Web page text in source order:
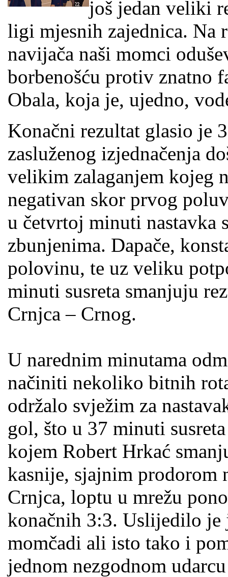
još jedan veliki
ligi mjesnih zajednica. Na
navijača naši momci
borbenošću protiv znatno
Obala, koja je, ujedno,
Konačni rezultat glasio je
zasluženog izjednačenja
velikim zalaganjem kojeg
negativan skor prvog
u četvrtoj minuti nastavka
zbunjenima. Dapače,
polovinu, te uz veliku
minuti susreta smanjuju
Crnjca – Crnog.
U narednim minutama
načiniti nekoliko bitnih
održalo svježim za
gol, što u 37 minuti
kojem Robert Hrkać
kasnije, sjajnim prodorom
Crnjca, loptu u mrežu
konačnih 3:3. Uslijedilo je
momčadi ali isto tako i
jednom nezgodnom